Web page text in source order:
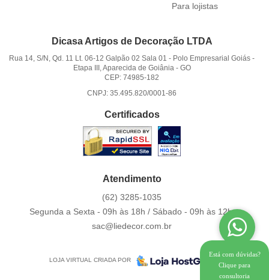
Para lojistas
Dicasa Artigos de Decoração LTDA
Rua 14, S/N, Qd. 11 Lt. 06-12 Galpão 02 Sala 01 - Polo Empresarial Goiás -
Etapa III, Aparecida de Goiânia- GO
CEP: 74985-182
CNPJ: 35.495.820/0001-86
Certificados
Atendimento
(62) 3285-1035
Segunda a Sexta - 09h às 18h / Sábado - 09h às 12h.
sac@liedecor.com.br
LOJA VIRTUAL CRIADA POR
Está com dúvidas?
Clique para
consultoria